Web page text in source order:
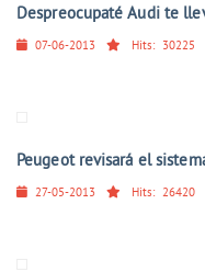
Despreocupaté Audi te
07-06-2013 Hits: 30225
Peugeot revisará el
27-05-2013 Hits: 26420